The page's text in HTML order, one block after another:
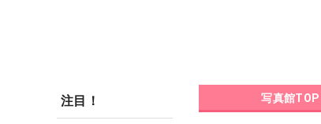
注目！ 写真館TOP